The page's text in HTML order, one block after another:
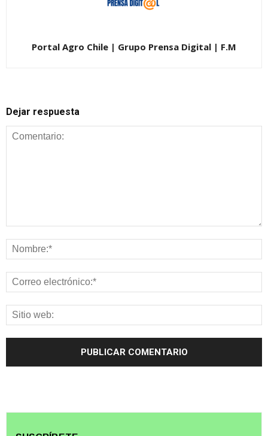
Portal Agro Chile | Grupo Prensa Digital | F.M
Dejar respuesta